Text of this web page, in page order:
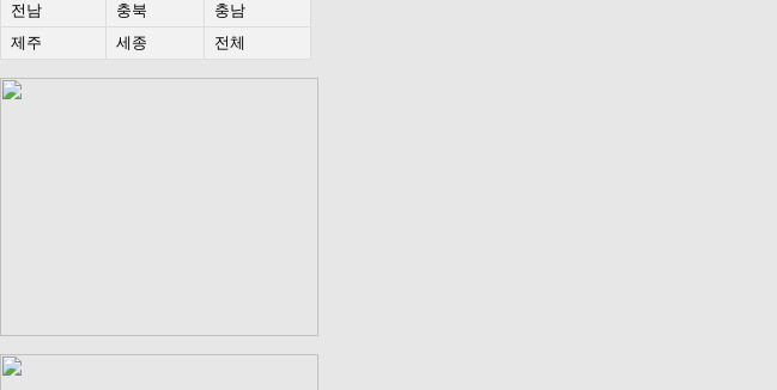
전남
충북
충남
제주
세종 전체